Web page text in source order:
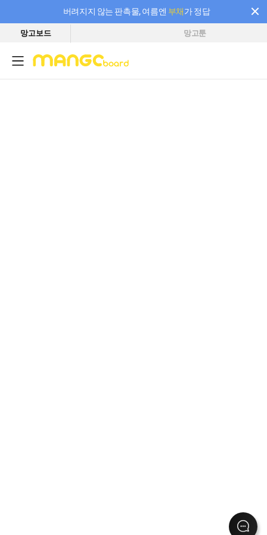
버려지지 않는 판촉물, 여름엔 부채가 정답
필요한 만큼 충전하고 끊김 없이 작업하세요! 새로워진 AI 부스터 요금제
망고보드 망고툰